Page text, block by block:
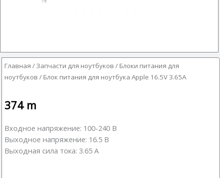
Главная /Запчасти для ноутбуков / Блоки питания для
ноутбуков / Блок питания для ноутбука Apple 16.5V 3.65A
374 m
Входное напряжение: 100-240 В
Выходное напряжение: 16.5 В
Выходная сила тока: 3.65 А